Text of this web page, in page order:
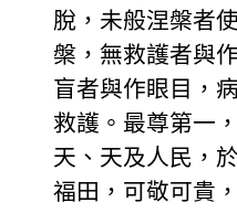
脫，未般涅槃者
槃，無救護者與
盲者與作眼目，
救護。最尊第一
天、天及人民，
福田，可敬可貴